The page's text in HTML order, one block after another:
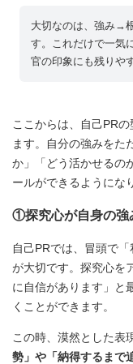
大切なのは、強み→
す。これだけで一気
官の印象にも残りや
ここからは、自己PR
ます。自分の強みをた
か」「どう活かせるの
ールができるようにな
①探究心が自身の強
自己PRでは、冒頭で
が大切です。探究心を
に自信があります」と
くことができます。
この時、漠然とした表
勢」や「納得するまで